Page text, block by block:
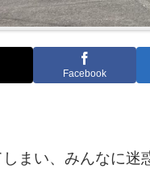
Facebook
まい、みんなに迷